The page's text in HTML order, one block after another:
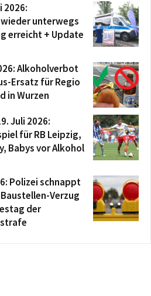
2026:
unterwegs
erreicht + Update
Alkoholverbot
Ersatz für Regio
in Wurzen
Juli 2026:
für RB Leipzig,
Babys vor Alkohol
Polizei schnappt
Verzug
der